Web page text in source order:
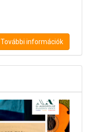
További információk